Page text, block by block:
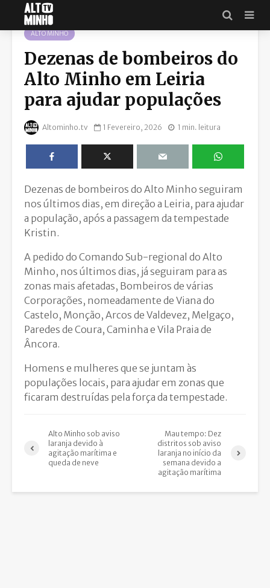
ALTO MINHO
Dezenas de bombeiros do
Alto Minho em Leiria
para ajudar populações
Altominho.tv 1 Fevereiro, 2026 1 min. leitura
Dezenas de bombeiros do Alto Minho seguiram
nos últimos dias, em direção a Leiria, para ajudar
a população, após a passagem da tempestade
Kristin.
A pedido do Comando Sub-regional do Alto
Minho, nos últimos dias, já seguiram para as
zonas mais afetadas, Bombeiros de várias
Corporações, nomeadamente de Viana do
Castelo, Monção, Arcos de Valdevez, Melgaço,
Paredes de Coura, Caminha e Vila Praia de
Âncora.
Homens e mulheres que se juntam às
populações locais, para ajudar em zonas que
ficaram destruídas pela força da tempestade.
Alto Minho sob aviso
laranja devido à
agitação marítima e
queda de neve
Mau tempo: Dez
distritos sob aviso
laranja no início da
semana devido a
agitação marítima